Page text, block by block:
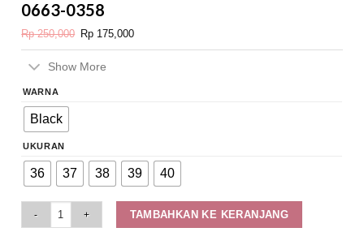
0663-0358
Rp250,000
Original
price
Rp 175,000Current
Show More
WARNA
Black
UKURAN
36 37 38 39 40
TAMBAHKAN KE KERANJANG